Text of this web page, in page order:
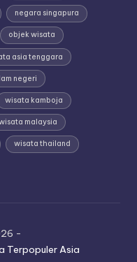
negara singapura
objek wisata
asia tenggara
negeri
wisata kamboja
malaysia
wisata thailand
-
Terpopuler Asia